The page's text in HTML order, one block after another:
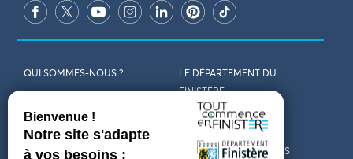
QUI SOMMES-NOUS ?
LE DÉPARTEMENT DU
FINISTÈRE
REJOIGNEZ-NOUS VENIR EN FINISTÈRE
CONTACT CARTES ET BROCHURES